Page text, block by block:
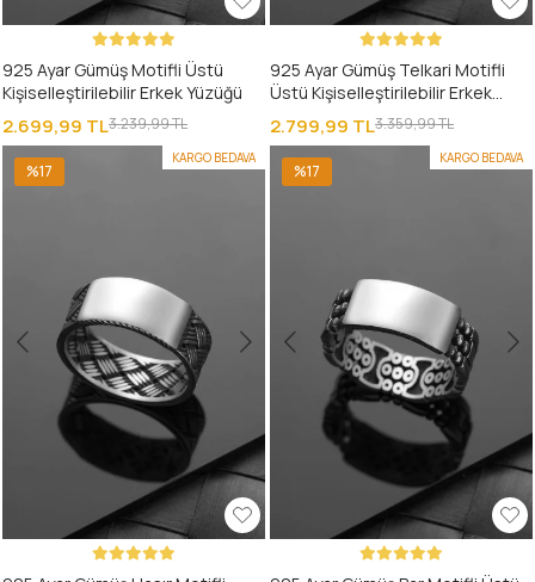
925 Ayar Gümüş Motifli Üstü
Kişiselleştirilebilir Erkek Yüzüğü
2.699,99 TL3.239,99 TL
925 Ayar Gümüş Telkari Motifli
Üstü Kişiselleştirilebilir Erkek
Yüzüğü
2.799,99 TL3.359,99 TL
KARGO BEDAVA
%17
KARGO BEDAVA
%17